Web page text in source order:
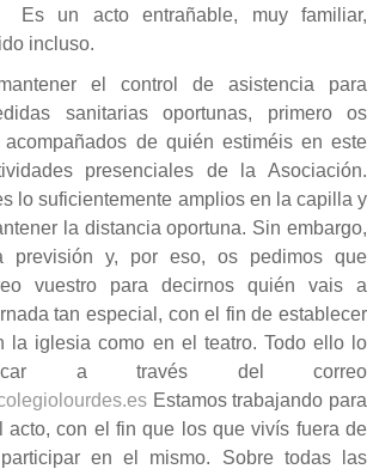
un acto entrañable, muy familiar,
incluso.
el control de asistencia para
sanitarias oportunas, primero os
de quién estiméis en este
presenciales de la Asociación.
lo suficientemente amplios en la capilla y
la distancia oportuna. Sin embargo,
previsión y, por eso, os pedimos que
vuestro para decirnos quién vais a
tan especial, con el fin de establecer
la iglesia como en el teatro. Todo ello lo
a través del correo
Estamos trabajando para
acto, con el fin que los que vivís fuera de
en el mismo. Sobre todas las